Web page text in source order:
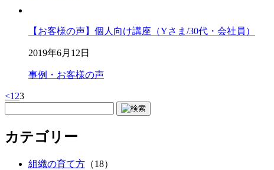
【お客様の声】個人向け講座（Yさま/30代・会社員）
2019年6月12日
事例・お客様の声
<1 23
カテゴリー
組織の育て方 （18）